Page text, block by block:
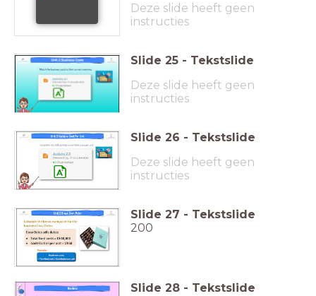
Deze slide heeft geen
instructies
Slide 25 - Tekstslide
Deze slide heeft geen
instructies
Slide 26 - Tekstslide
Deze slide heeft geen
instructies
Slide 27 - Tekstslide
200
Slide 28 - Tekstslide